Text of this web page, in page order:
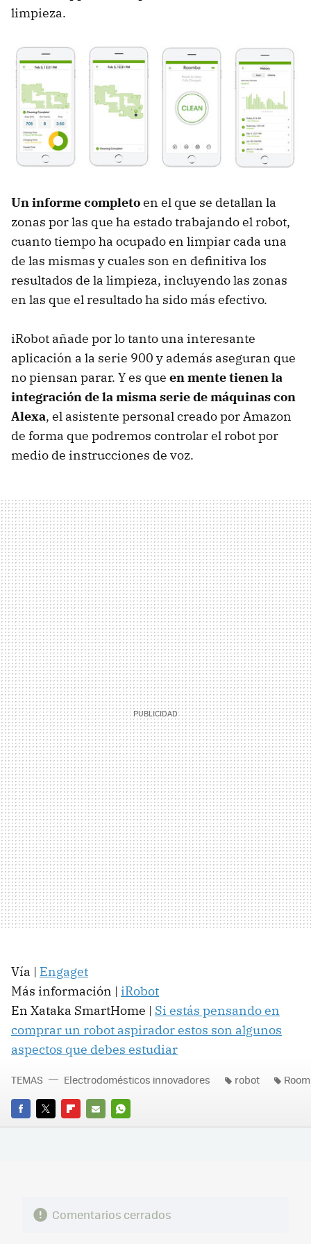
limpieza.
Un informe completoen el que se detallan la
zonas por las que ha estado trabajando el robot,
cuanto tiempo ha ocupado en limpiar cada una
de las mismas y cuales son en definitiva los
resultados de la limpieza, incluyendo las zonas
en las que el resultado ha sido más efectivo.
iRobot añade por lo tanto una interesante
aplicación a la serie 900 y además aseguran que
no piensan parar. Y es que en mente tienen la
integración de la misma serie de máquinas con
Alexa, el asistente personal creado por Amazon
de forma que podremos controlar el robot por
medio de instrucciones de voz.
Vía | Engaget
Más información | iRobot
En Xataka SmartHome | Si estás pensando en
comprar un robot aspirador estos son algunos
aspectos que debes estudiar
FACEBOOK
TWITTERFLIPBOARD
E-
WHATSAPP
TEMAS Electrodomésticos innovadores robot
Comentarios cerrados